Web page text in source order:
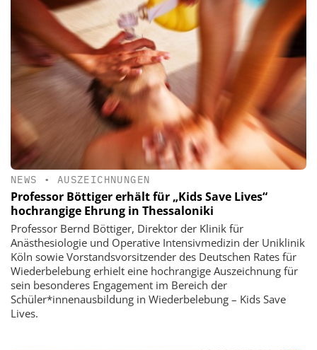
NEWS • AUSZEICHNUNGEN
Professor Böttiger erhält für „Kids Save Lives“
hochrangige Ehrung in Thessaloniki
Professor Bernd Böttiger, Direktor der Klinik für
Anästhesiologie und Operative Intensivmedizin der Uniklinik
Köln sowie Vorstandsvorsitzender des Deutschen Rates für
Wiederbelebung erhielt eine hochrangige Auszeichnung für
sein besonderes Engagement im Bereich der
Schüler*innenausbildung in Wiederbelebung – Kids Save
Lives.